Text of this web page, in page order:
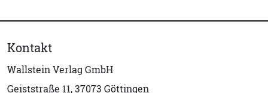
Kontakt
Wallstein Verlag GmbH
Geiststraße 11, 37073 Göttingen